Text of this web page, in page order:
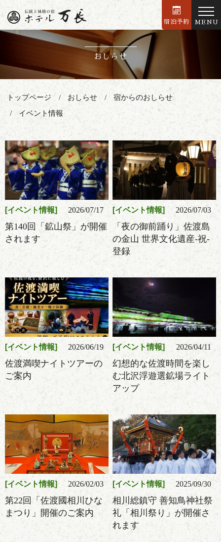
宿泊予約 MENU
おしらせ
トップページ おしらせ
宿からのおしらせ
イベント情報
イベント情報 2026/07/17
第140回「鉱山祭」が開催
されます
イベント情報 2026/07/03
「夜の御前踊り」佐渡島
の金山 世界文化遺産-祝-
登録
イベント情報 2026/06/19
佐渡満喫ナイトツアーの
ご案内
イベント情報 2026/04/11
幻想的な佐渡時間を楽し
む北沢浮遊選鉱場ライト
アップ
イベント情報 2026/02/03
第22回「佐渡國相川ひな
まつり」開催のご案内
イベント情報 2025/09/30
相川総鎮守 善知鳥神社祭
礼「相川祭り」が開催さ
れます